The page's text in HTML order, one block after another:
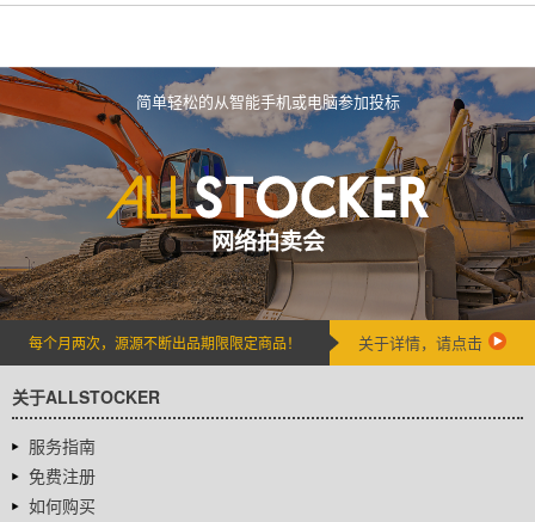
简单轻松的从智能手机或电脑参加投标
网络拍卖会
每个月两次，源源不断出品期限限定商品！ 关于详情，请点击
关于ALLSTOCKER
服务指南
免费注册
如何购买